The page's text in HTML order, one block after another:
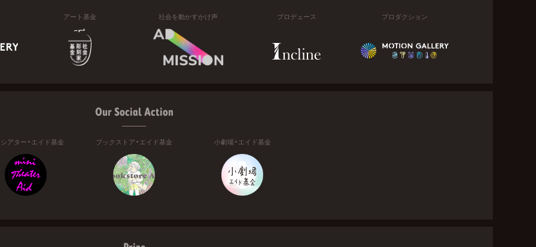
アート基金 社会を動かすかけ声 プロデュース プロダクション
Our Social Action
アター・エイド基金 ブックストア・エイド基金 小劇場・エイド基金